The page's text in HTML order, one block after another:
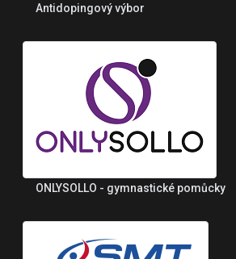
Antidopingový výbor
ONLYSOLLO - gymnastické pomůcky